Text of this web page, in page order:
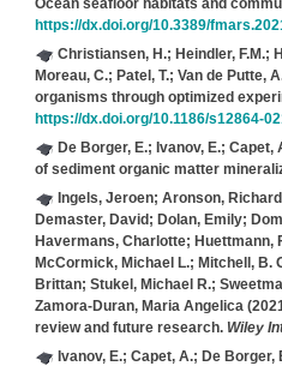
Ocean seafloor habitats and
https://dx.doi.org/10.3389/
Christiansen, H.; Heindler, F.M.;
Moreau, C.; Patel, T.; Van de Putte,
organisms through optimized
https://dx.doi.org/10.1186/s12864-
De Borger, E.; Ivanov, E.;
of sediment organic matter
Ingels, Jeroen; Aronson,
Demaster, David; Dolan, Emily;
Havermans, Charlotte; Huettmann,
McCormick, Michael L.; Mitchell,
Brittan; Stukel, Michael R.;
Zamora‐Duran, Maria Angelica
review and future research. Wiley
Ivanov, E.; Capet, A.; De